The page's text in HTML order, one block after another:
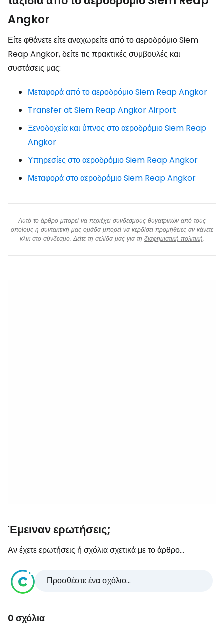
Angkor
Είτε φθάνετε είτε αναχωρείτε από το αεροδρόμιο Siem
Reap Angkor, δείτε τις πρακτικές συμβουλές και
συστάσεις μας:
Μεταφορά από το αεροδρόμιο Siem Reap Angkor
Transfer at Siem Reap Angkor Airport
Ξενοδοχεία και ύπνος στο αεροδρόμιο Siem Reap
Angkor
Υπηρεσίες στο αεροδρόμιο Siem Reap Angkor
Μεταφορά στο αεροδρόμιο Siem Reap Angkor
Αυτό το άρθρο μπορεί να περιέχει συνδέσμους θυγατρικών από τους
οποίους η συντακτική μας ομάδα μπορεί να κερδίσει προμήθειες αν κάνετε
κλικ στο σύνδεσμο. Δείτε τη σελίδα μας για τη διαφημιστική πολιτική.
Έμειναν ερωτήσεις;
Αν έχετε ερωτήσεις ή σχόλια σχετικά με το άρθρο...
Προσθέστε ένα σχόλιο...
0 σχόλια